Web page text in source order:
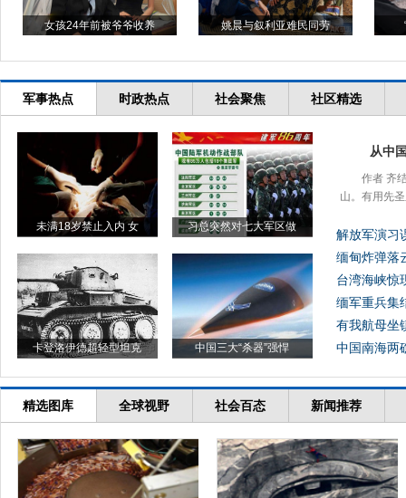
女孩24年前被爷爷收养 姚晨与叙利亚难民同劳
军事热点 时政热点 社会聚焦 社区精选
未满18岁禁止入内 女 习总突然对七大军区做
卡登洛伊德超轻型坦克 中国三大“杀器”强悍
从中
作者 齐
山。有用先
解放军演习
缅甸炸弹落
台湾海峡惊
缅军重兵集
有我航母坐
中国南海两
精选图库 全球视野 社会百态 新闻推荐